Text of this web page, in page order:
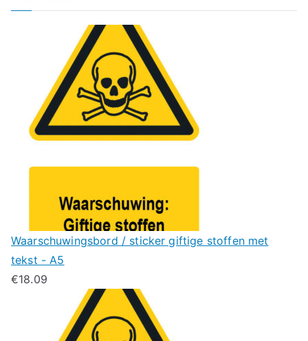
Waarschuwingsbord / sticker giftige stoffen met
tekst - A5
€18.09